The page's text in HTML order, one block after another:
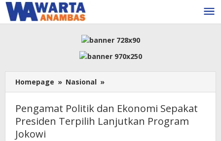
Lewati
ke
konten
Homepage » Nasional »
Politik
Ekonomi
Sepakat
Pengamat Politik dan Ekonomi Sepakat
Presiden Terpilih Lanjutkan Program
Jokowi